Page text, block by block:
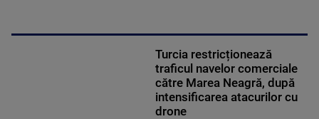
Turcia restricționează
traficul navelor comerciale
către Marea Neagră, după
intensificarea atacurilor cu
drone